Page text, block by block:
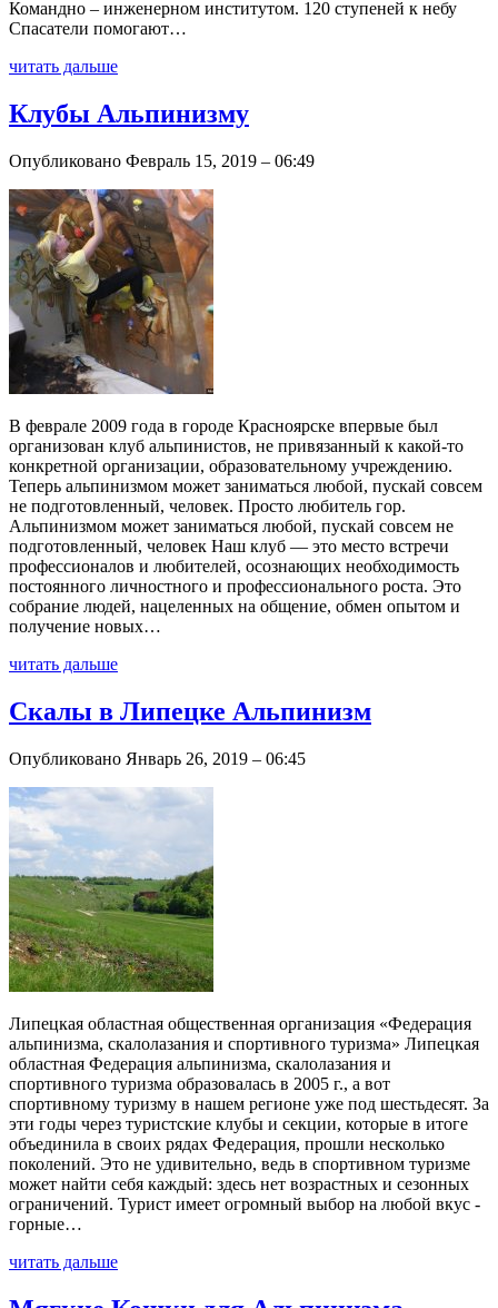
Командно – инженерном институтом. 120 ступеней к небу
Спасатели помогают…
читать дальше
Клубы Альпинизму
Опубликовано Февраль 15, 2019 – 06:49
В феврале 2009 года в городе Красноярске впервые был
организован клуб альпинистов, не привязанный к какой-то
конкретной организации, образовательному учреждению.
Теперь альпинизмом может заниматься любой, пускай совсем
не подготовленный, человек. Просто любитель гор.
Альпинизмом может заниматься любой, пускай совсем не
подготовленный, человек Наш клуб — это место встречи
профессионалов и любителей, осознающих необходимость
постоянного личностного и профессионального роста. Это
собрание людей, нацеленных на общение, обмен опытом и
получение новых…
читать дальше
Скалы в Липецке Альпинизм
Опубликовано Январь 26, 2019 – 06:45
Липецкая областная общественная организация «Федерация
альпинизма, скалолазания и спортивного туризма» Липецкая
областная Федерация альпинизма, скалолазания и
спортивного туризма образовалась в 2005 г., а вот
спортивному туризму в нашем регионе уже под шестьдесят. За
эти годы через туристские клубы и секции, которые в итоге
объединила в своих рядах Федерация, прошли несколько
поколений. Это не удивительно, ведь в спортивном туризме
может найти себя каждый: здесь нет возрастных и сезонных
ограничений. Турист имеет огромный выбор на любой вкус -
горные…
читать дальше